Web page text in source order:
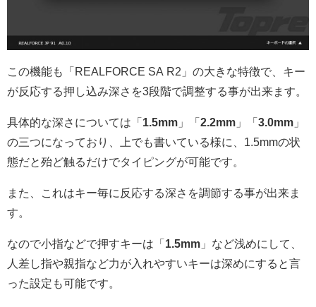
この機能も「REALFORCE SA R2」の大きな特徴で、キー
が反応する押し込み深さを3段階で調整する事が出来ます。
具体的な深さについては「 1.5mm 」「 2.2mm 」「 3.0mm 」
の三つになっており、上でも書いている様に、1.5mmの状
態だと殆ど触るだけでタイピングが可能です。
また、これはキー毎に反応する深さを調節する事が出来ま
す。
なので小指などで押すキーは「 1.5mm 」など浅めにして、
人差し指や親指など力が入れやすいキーは深めにすると言
った設定も可能です。